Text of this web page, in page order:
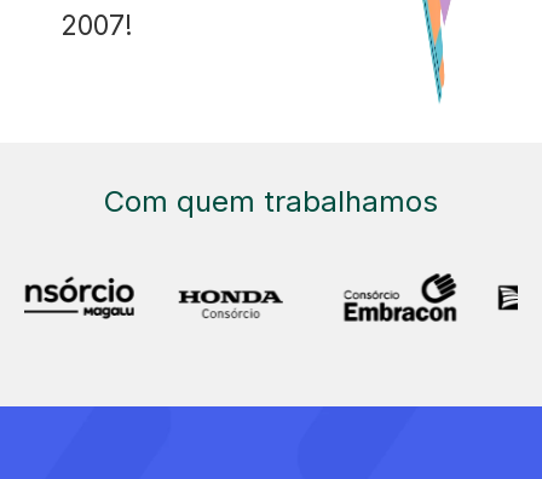
2007!
Com quem trabalhamos